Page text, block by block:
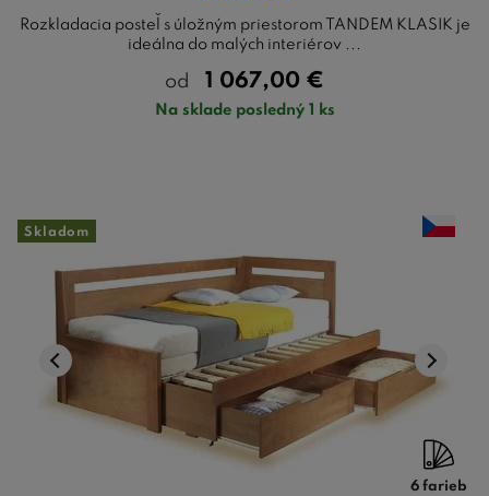
Rozkladacia posteľ s úložným priestorom TANDEM KLASIK je
ideálna do malých interiérov ...
od 1 067,00 €
Na sklade posledný 1 ks
Skladom
6 farieb